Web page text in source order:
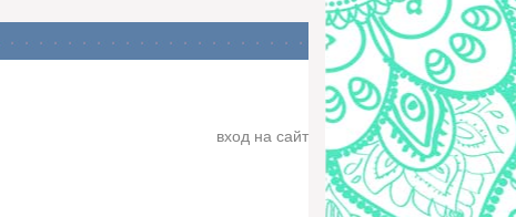
вход на сайт